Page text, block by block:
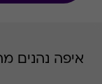
בדרך
איפה נהנים